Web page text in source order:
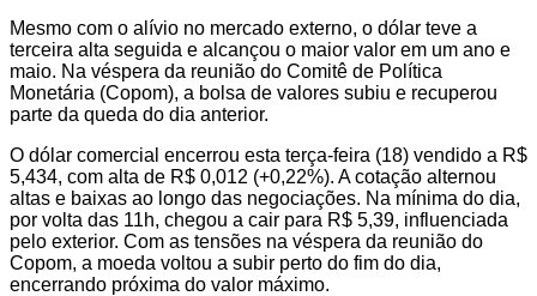
Mesmo com o alívio no mercado externo, o dólar teve a
terceira alta seguida e alcançou o maior valor em um ano e
maio. Na véspera da reunião do Comitê de Política
Monetária (Copom), a bolsa de valores subiu e recuperou
parte da queda do dia anterior.
O dólar comercial encerrou esta terça-feira (18) vendido a R$
5,434, com alta de R$ 0,012 (+0,22%). A cotação alternou
altas e baixas ao longo das negociações. Na mínima do dia,
por volta das 11h, chegou a cair para R$ 5,39, influenciada
pelo exterior. Com as tensões na véspera da reunião do
Copom, a moeda voltou a subir perto do fim do dia,
encerrando próxima do valor máximo.